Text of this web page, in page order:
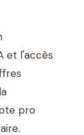
et l'accès
pro